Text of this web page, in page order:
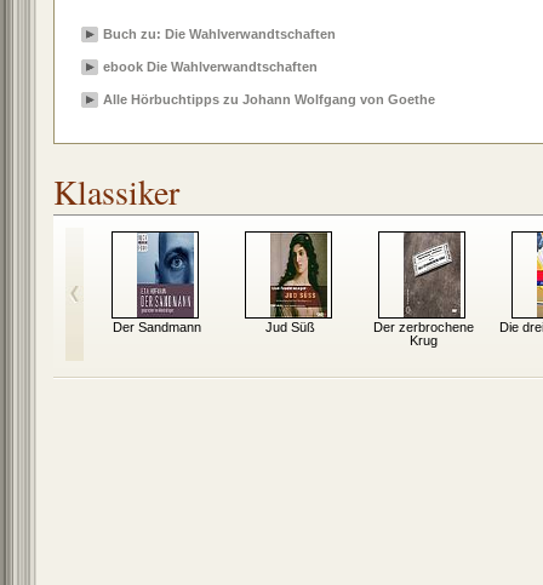
Buch zu: Die Wahlverwandtschaften
ebook Die Wahlverwandtschaften
Alle Hörbuchtipps zu Johann Wolfgang von Goethe
Klassiker
Der Sandmann Jud Süß
Der zerbrochene
Krug
Die